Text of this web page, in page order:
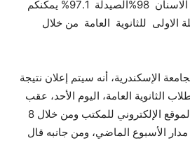
لكليات الطب 98.4%طب الاسنان 98%الصيدلة 97.1% يمكنكم
الاولى للثانوية العامة من خلال
الإسكندرية، أنه سيتم إعلان نتيجة
الثانوية العامة، اليوم الأحد، عقب
تسجيل رغباتهم من خلال الموقع الإلكتروني للمكتب ومن خلال 8
الأسبوع الماضي، ومن جانبه قال